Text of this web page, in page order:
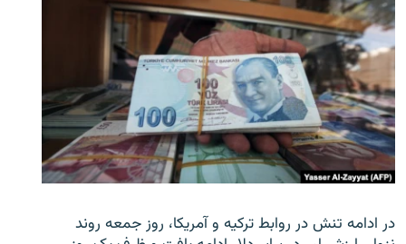
در ادامه تنش در روابط ترکیه و آمریکا، روز جمعه روند